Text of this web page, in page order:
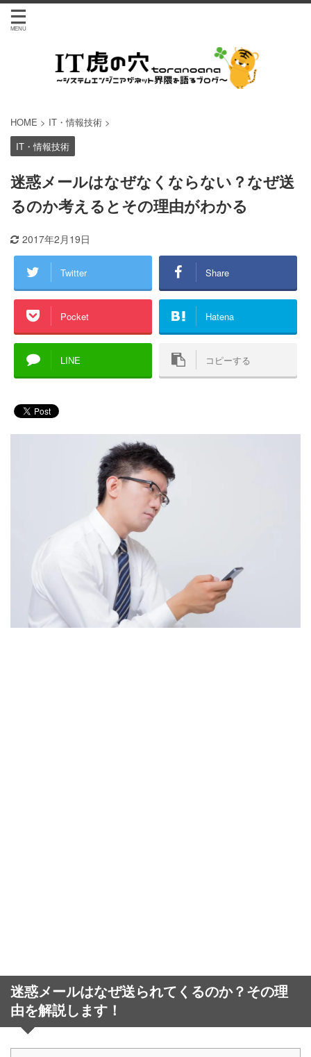
HOME > IT・情報技術 >
IT・情報技術
迷惑メールはなぜなくならない？なぜ送
るのか考えるとその理由がわかる
2017年2月19日
Twitter Share
Pocket Hatena
LINE コピーする
迷惑メールはなぜ送られてくるのか？その理
由を解説します！